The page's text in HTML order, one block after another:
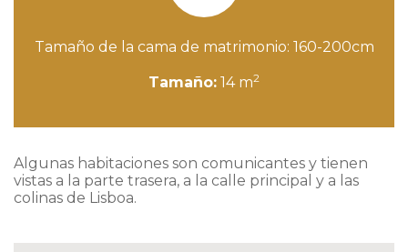
Tamaño de la cama de matrimonio: 160-200cm
Tamaño: 14 m2
Algunas habitaciones son comunicantes y tienen
vistas a la parte trasera, a la calle principal y a las
colinas de Lisboa.